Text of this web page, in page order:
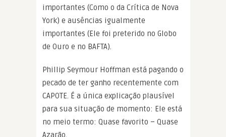
importantes (Como o da Crítica de Nova
York) e ausências igualmente
importantes (Ele foi preterido no Globo
de Ouro e no BAFTA).
Phillip Seymour Hoffman está pagando o
pecado de ter ganho recentemente com
CAPOTE. É a única explicação plausível
para sua situação de momento: Ele está
no meio termo: Quase favorito – Quase
Azarão.